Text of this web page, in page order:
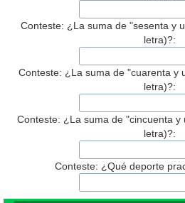
Conteste: ¿La suma de "sesenta y
letra)?:
Conteste: ¿La suma de "cuarenta y
letra)?:
Conteste: ¿La suma de "cincuenta y
letra)?:
Conteste: ¿Qué deporte